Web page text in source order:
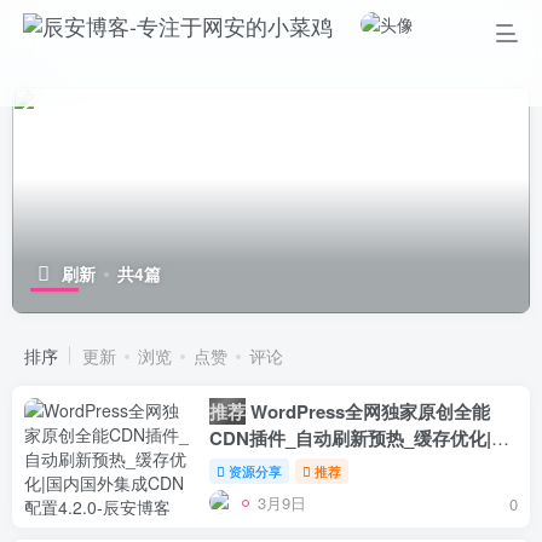
刷新 共4篇
排序 更新 浏览 点赞 评论
推荐WordPress全网独家原创全能
CDN插件_自动刷新预热_缓存优化|国
内国外集成CDN配置4.2.0
资源分享 推荐
3月9日 0